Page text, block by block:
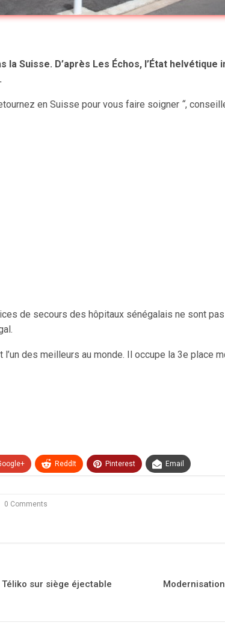
la Suisse. D’après Les Échos, l’État
en Suisse pour vous faire soigner “,
de secours des hôpitaux sénégalais ne sont
des meilleurs au monde. Il occupe la 3e place
ReddIt Pinterest Email
0 Comments
sur siège éjectable